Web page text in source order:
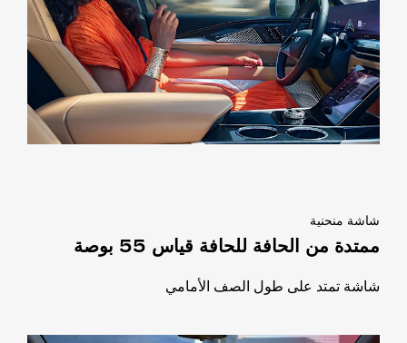
شاشة منحنية
ممتدة من الحافة للحافة قياس 55 بوصة
شاشة تمتد على طول الصف الأمامي